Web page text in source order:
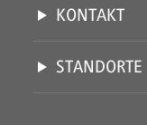
KONTAKT
STANDORTE